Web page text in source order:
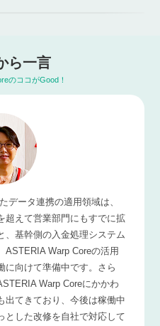
ら一言
のココがGood！
データ連携の適用領域は、
超えて営業部門にもすでに拡
、基幹側の入金処理システム
ASTERIA Warp Coreの活用
に向けて準備中です。さら
Warp Coreにかかわ
出てきており、今後は稼働中
とした改修を自社で対応して